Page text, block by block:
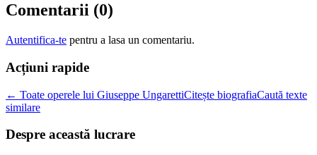
Comentarii (0)
Autentifica-te pentru a lasa un comentariu.
Acțiuni rapide
← Toate operele lui Giuseppe UngarettiCitește biografiaCaută texte
similare
Despre această lucrare